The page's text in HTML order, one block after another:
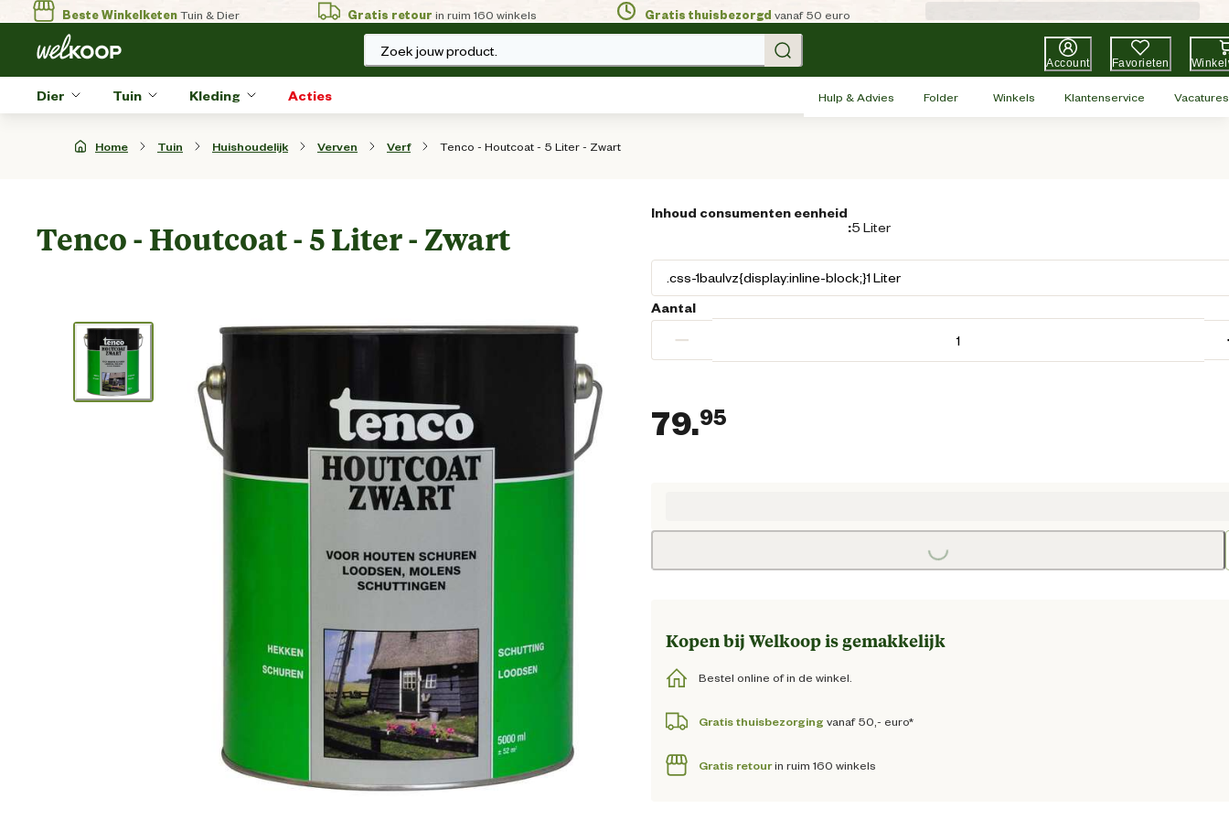
Beste WinkelketenTuin & Dier Gratis retour in ruim 160 winkels Gratis thuisbezorgd vanaf 50 euro
Zoek jouw product.
Account Favorieten
Dier Tuin Kleding Acties Hulp & Advies Folder Winkels Klantenservice Vacatures
Home Tuin Huishoudelijk Verven Verf Tenco - Houtcoat - 5 Liter - Zwart
Tenco - Houtcoat - 5 Liter - Zwart
Inhoud consumenten eenheid
:5 Liter
Aantal
−
79.95
Loading...
Kopen bij Welkoop is gemakkelijk
Bestel online of in de winkel.
Gratis thuisbezorging vanaf 50,- euro*
Gratis retourin ruim 160 winkels